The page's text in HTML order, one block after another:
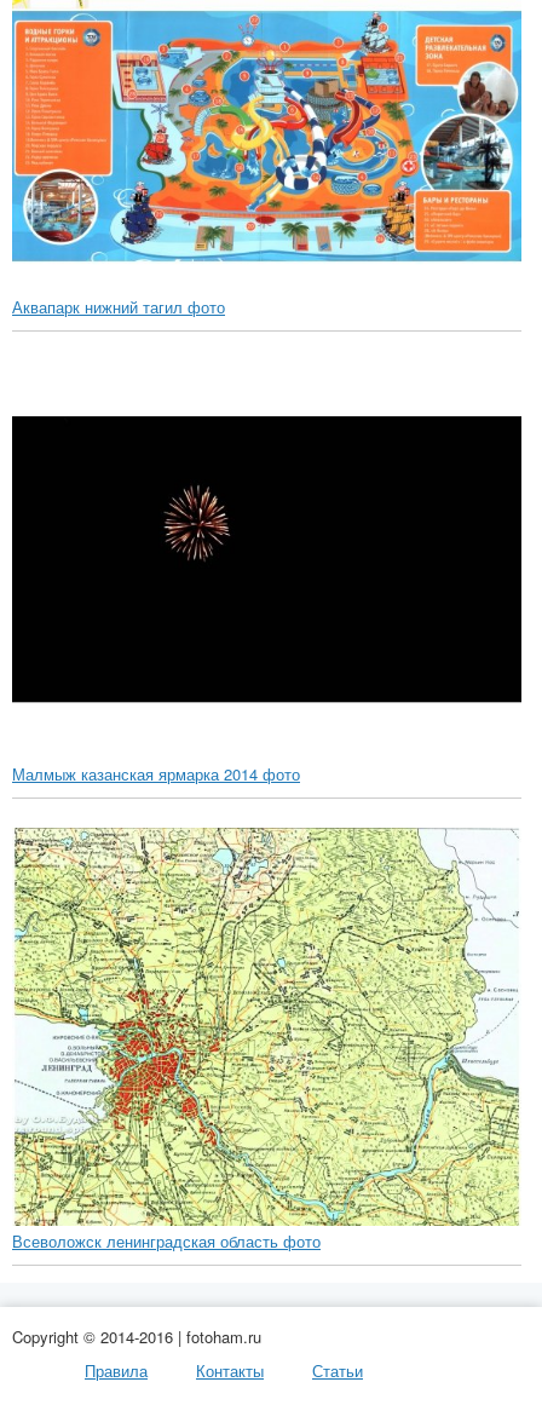
Аквапарк нижний тагил фото
Малмыж казанская ярмарка 2014 фото
Всеволожск ленинградская область фото
Copyright © 2014-2016 | fotoham.ru
Правила
Контакты Статьи